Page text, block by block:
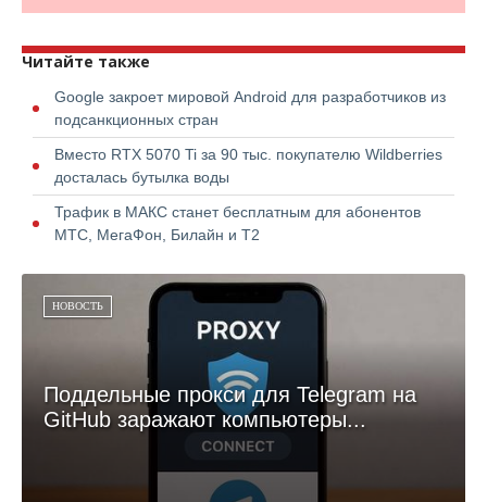
Читайте также
Google закроет мировой Android для разработчиков из
подсанкционных стран
Вместо RTX 5070 Ti за 90 тыс. покупателю Wildberries
досталась бутылка воды
Трафик в МАКС станет бесплатным для абонентов
МТС, МегаФон, Билайн и Т2
НОВОСТЬ
Поддельные прокси для Telegram на
GitHub заражают компьютеры...